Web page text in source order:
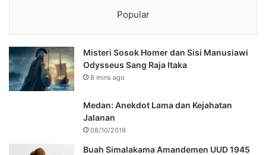
Popular
Misteri Sosok Homer dan Sisi Manusiawi
Odysseus Sang Raja Itaka
8 mins ago
Medan: Anekdot Lama dan Kejahatan
Jalanan
08/10/2019
Buah Simalakama Amandemen UUD 1945